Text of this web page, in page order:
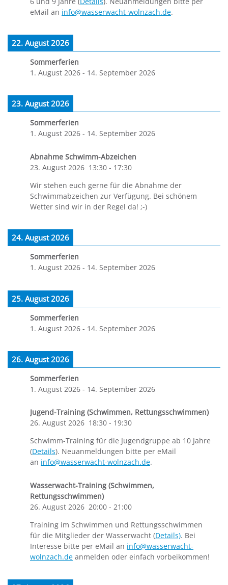
eMail an info@wasserwacht-wolnzach.de.
22. August 2026
Sommerferien
1. August 2026 - 14. September 2026
23. August 2026
Sommerferien
1. August 2026 - 14. September 2026
Abnahme Schwimm-Abzeichen
23. August 2026 13:30 - 17:30
Wir stehen euch gerne für die Abnahme der
Schwimmabzeichen zur Verfügung. Bei schönem
Wetter sind wir in der Regel da! ;-)
24. August 2026
Sommerferien
1. August 2026 - 14. September 2026
25. August 2026
Sommerferien
1. August 2026 - 14. September 2026
26. August 2026
Sommerferien
1. August 2026 - 14. September 2026
Jugend-Training (Schwimmen, Rettungsschwimmen)
26. August 2026 18:30 - 19:30
Schwimm-Training für die Jugendgruppe ab 10 Jahre
(Details). Neuanmeldungen bitte per eMail
an info@wasserwacht-wolnzach.de.
Wasserwacht-Training (Schwimmen,
Rettungsschwimmen)
26. August 2026 20:00 - 21:00
Training im Schwimmen und Rettungsschwimmen
für die Mitglieder der Wasserwacht (Details). Bei
Interesse bitte per eMail an info@wasserwacht-
wolnzach.de anmelden oder einfach vorbeikommen!